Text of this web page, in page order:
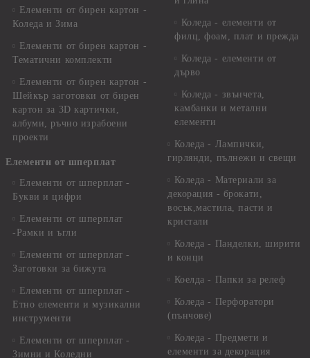
Елементи от бирен картон -
Коледа и Зима
Елементи от бирен картон -
Тематични комплекти
Елементи от бирен картон -
Шейкър заготовки от бирен
картон за 3D картички,
албуми, ръчно израбоени
проекти
Елементи от шперплат
Елементи от шперплат -
Букви и цифри
Елементи от шперплат
-Рамки и ъгли
Елементи от шперплат -
Заготовки за бижута
Елементи от шперплат -
Етно елементи и музикални
инструменти
Елементи от шперплат -
Зимни и Коледни
Коледа - елементи от
филц, фоам, плат и прежда
Коледа - елементи от
дърво
Коледа - звънчета,
камбанки и метални
елементи
Коледа - Лампички,
гирлянди, пълнежи и свещи
Коледа - Материали за
декорация - брокати,
восък,мастила, пасти и
кристали
Коледа - Панделки, ширити
и конци
Коелда - Папки за релеф
Коледа - Перфоратори
(пънчове)
Коледа - Предмети и
елементи за декорация